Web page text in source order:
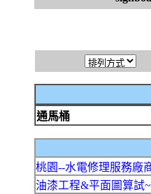
通馬桶
桃園--水電修理服務廠
油漆工程&平面圖算試